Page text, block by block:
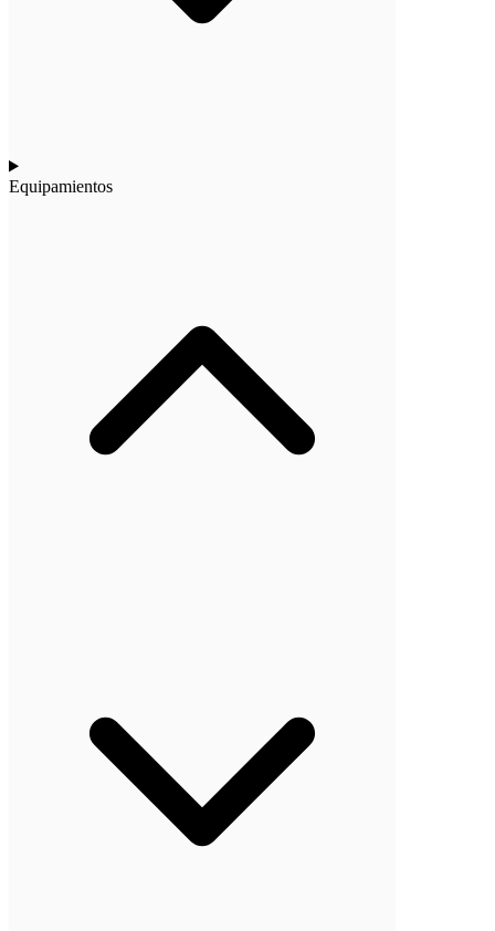
Equipamientos